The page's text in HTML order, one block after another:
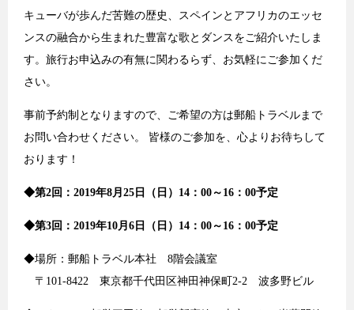
キューバが歩んだ苦難の歴史、スペインとアフリカのエッセ
ンスの融合から生まれた豊富な歌とダンスをご紹介いたしま
す。旅行お申込みの有無に関わるらず、お気軽にご参加くだ
さい。
事前予約制となりますので、ご希望の方は郵船トラベルまで
お問い合わせください。 皆様のご参加を、心よりお待ちして
おります！
◆第2回：2019年8月25日（日）14：00～16：00予定
◆第3回：2019年10月6日（日）14：00～16：00予定
◆場所：郵船トラベル本社 8階会議室
〒101-8422 東京都千代田区神田神保町2-2 波多野ビル